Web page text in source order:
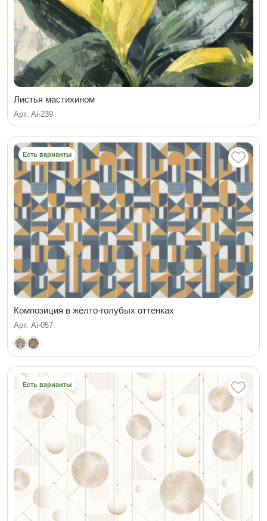
Листья мастихином
Арт. Ai-239
Есть варианты
Композиция в жёлто-голубых оттенках
Арт. Ai-057
Есть варианты